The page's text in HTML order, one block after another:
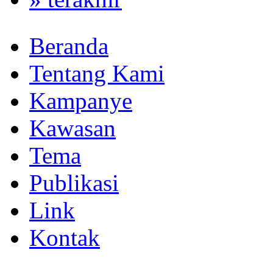
Beranda
Tentang Kami
Kampanye
Kawasan
Tema
Publikasi
Link
Kontak